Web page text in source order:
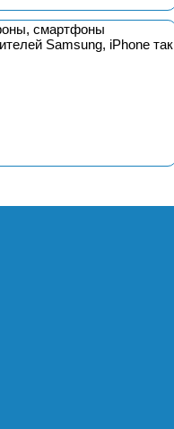
смартфоны
Samsung, iPhone так